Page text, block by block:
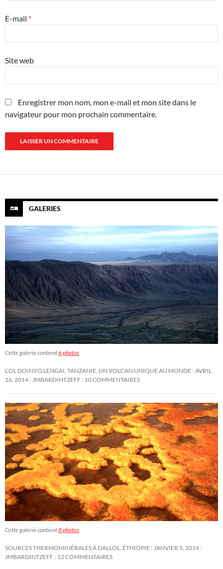
E-mail *
Site web
Enregistrer mon nom, mon e-mail et mon site dans le
navigateur pour mon prochain commentaire.
GALERIES
Cette galerie contient6 photos
L’OL DOINYO LENGAI, TANZANIE, UN VOLCAN UNIQUE AU MONDE AVRIL
16, 2014
JMBARDINTZEFF 10 COMMENTAIRES
Cette galerie contient8 photos
SOURCES THERMOMINÉRALES À DALLOL, ÉTHIOPIE
JANVIER 5, 2014
JMBARDINTZEFF 12 COMMENTAIRES